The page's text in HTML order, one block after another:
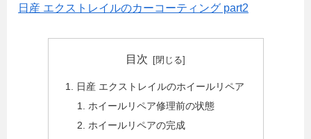
日産 エクストレイルのカーコーティング part2
目次
日産 エクストレイルのホイールリペア
ホイールリペア修理前の状態
ホイールリペアの完成